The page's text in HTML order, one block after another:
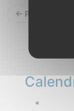
← Précédents
«